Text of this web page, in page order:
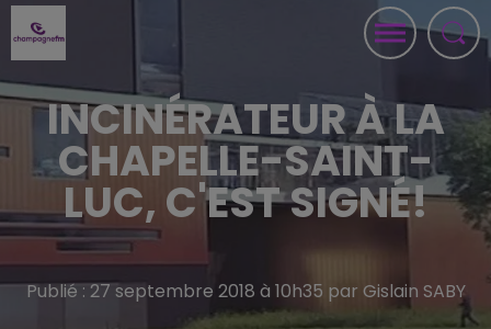
INCINÉRATEUR À LA
CHAPELLE-SAINT-
LUC, C'EST SIGNÉ!
Publié : 27 septembre 2018 à 10h35 par Gislain SABY